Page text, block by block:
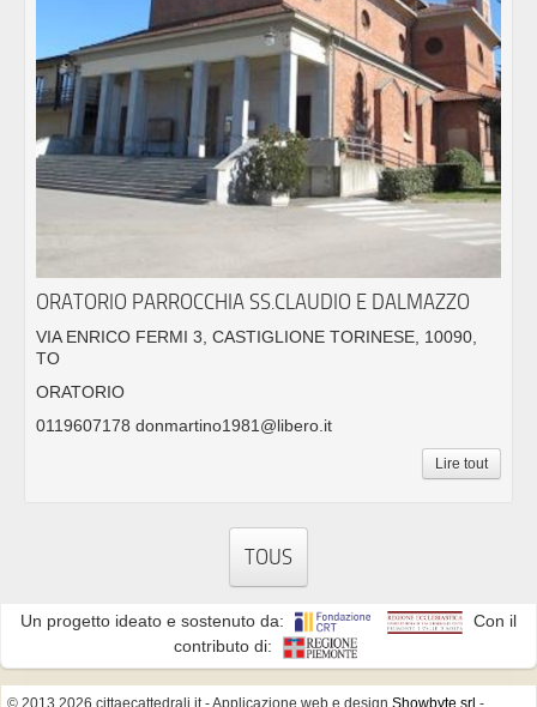
ORATORIO PARROCCHIA SS.CLAUDIO E DALMAZZO
VIA ENRICO FERMI 3, CASTIGLIONE TORINESE, 10090,
TO
ORATORIO
0119607178 donmartino1981@libero.it
Lire tout
TOUS
Un progetto ideato e sostenuto da:
Con il
contributo di:
© 2013 2026 cittaecattedrali.it - Applicazione web e design Showbyte srl -